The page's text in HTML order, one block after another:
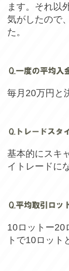
ます。それ以
気がしたので
た。
毎月20万円と
基本的にスキ
イトレードに
10ロットー20
トで10ロット